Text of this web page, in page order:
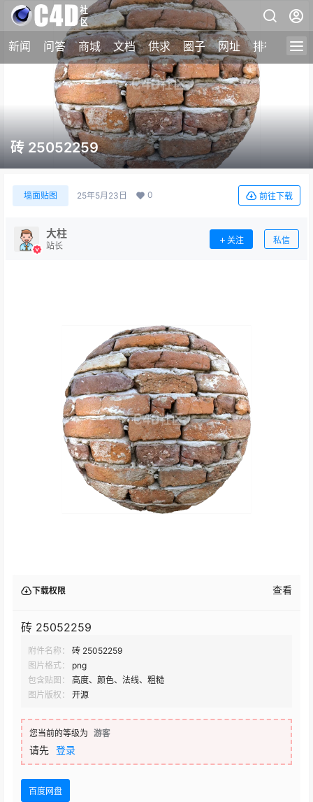
新闻 问答 商城 文档 供求 圈子 网址 排行榜
砖 25052259
墙面贴图 25年5月23日 0 前往下载
大柱
站长
关注 私信
下载权限 查看
砖 25052259
附件名称：
砖 25052259
图片格式：
png
包含贴图：
高度、颜色、法线、粗糙
图片版权：
开源
您当前的等级为 游客
请先 登录
百度网盘